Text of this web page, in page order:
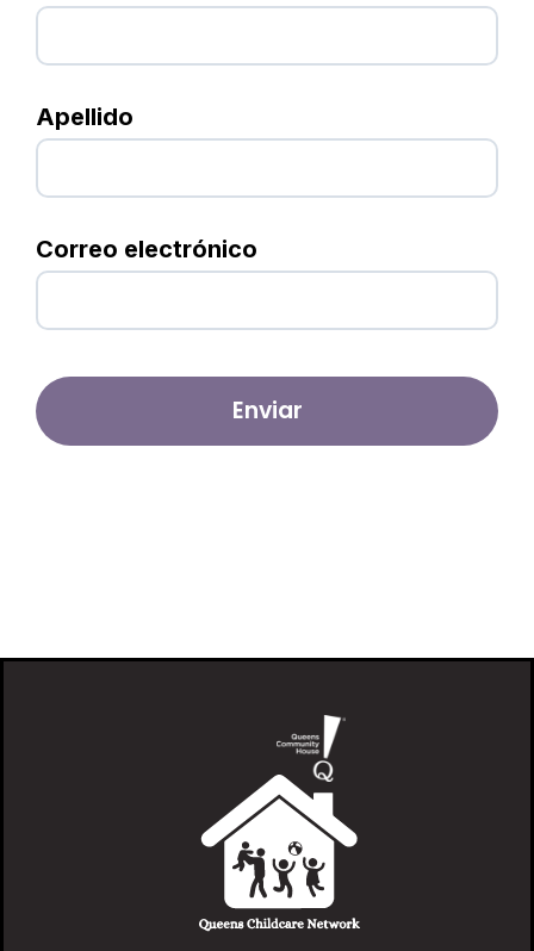
Apellido
Correo electrónico